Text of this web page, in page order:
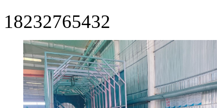
18232765432